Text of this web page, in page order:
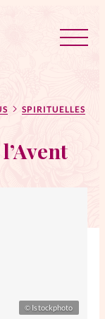
SPIRITUELLES
© Istockphoto